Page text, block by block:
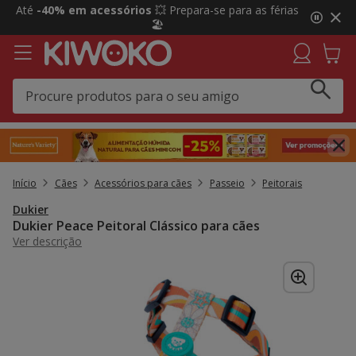
2
3,
mensagem,
Até -40% em acessórios 💥 Prepara-se para as férias
🏖️
Início Cães Acessórios para cães Passeio Peitorais
Dukier
Dukier Peace Peitoral Clássico para cães
Ver descrição